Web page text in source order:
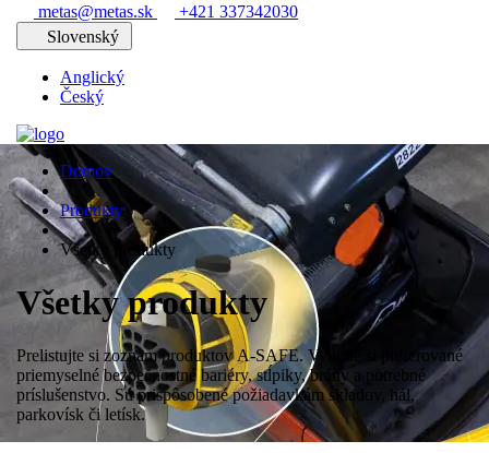
metas@metas.sk
+421 337342030
Slovenský
Anglický
Český
Domov
Produkty
Všetky produkty
Všetky produkty
Prelistujte si zoznam produktov A-SAFE. Vyberte si preferované
priemyselné bezpečnostné bariéry, stĺpiky, brány a potrebné
príslušenstvo. Sú prispôsobené požiadavkám skladov, hál,
parkovísk či letísk.